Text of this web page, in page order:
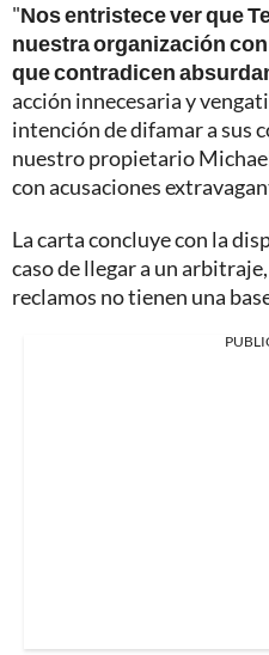
"Nos entristece ver que
nuestra organización
que contradicen
acción innecesaria y
intención de difamar a sus
nuestro propietario
con acusaciones
La carta concluye con la
caso de llegar a un
reclamos no tienen una